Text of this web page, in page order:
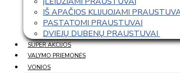
IŠ APAČIOS KLIJUOJAMI
PASTATOMI PRAUSTUVAI
DVIEJŲ DUBENŲ PRAUSTUVAI
SUPER AKCIJOS
VALYMO PRIEMONĖS
VONIOS